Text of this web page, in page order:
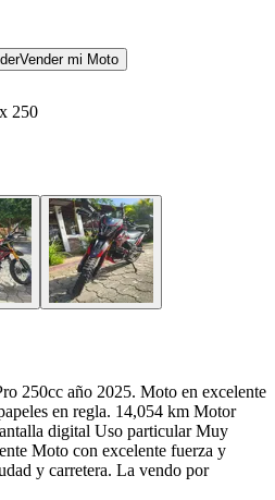
Vender mi Moto
250
250cc año 2025. Moto en excelente
en regla. 14,054 km Motor
digital Uso particular Muy
Moto con excelente fuerza y
y carretera. La vendo por